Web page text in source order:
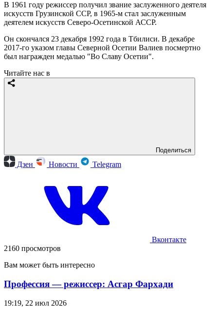
В 1961 году режиссер получил звание заслуженного деятеля
искусств Грузинской ССР, в 1965-м стал заслуженным
деятелем искусств Северо-Осетинской АССР.
Он скончался 23 декабря 1992 года в Тбилиси. В декабре
2017-го указом главы Северной Осетии Валиев посмертно
был награжден медалью "Во Славу Осетии".
Читайте нас в
Поделиться
Дзен Новости Telegram
Вконтакте
2160 просмотров
Вам может быть интересно
Профессия — режиссер: Асгар Фархади
19:19, 22 июл 2026